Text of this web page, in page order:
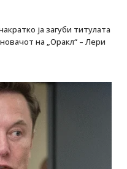
ја загуби титулата
на „Оракл“ – Лери